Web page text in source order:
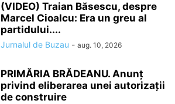
(VIDEO) Traian Băsescu, despre
Marcel Cioalcu: Era un greu al
partidului....
Jurnalul de Buzau - aug. 10, 2026
PRIMĂRIA BRĂDEANU. Anunț
privind eliberarea unei autorizații
de construire